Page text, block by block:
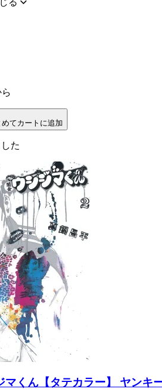
てカートに追加
た
マくん【タテカラー】 ヤンキ